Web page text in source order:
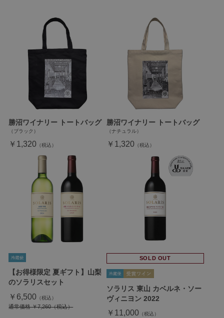
勝沼ワイナリー トートバッグ
（ブラック）
￥1,320
勝沼ワイナリー トートバッグ
（ナチュラル）
￥1,320
【お得様限定 夏ギフト】山梨
のソラリスセット
￥6,500
通常価格 ￥7,260
SOLD OUT
ソラリス 東山 カベルネ・ソー
ヴィニヨン 2022
￥11,000